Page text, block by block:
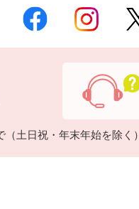
土日祝・年末年始を除く）